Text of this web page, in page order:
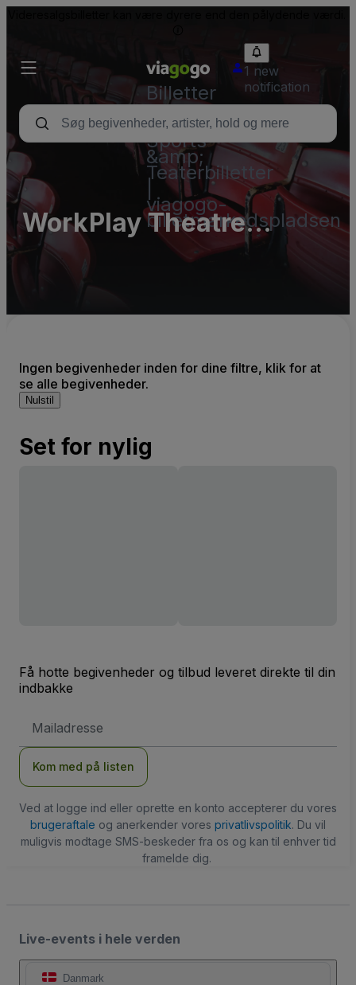
Billetter
-
Koncert-,
Sports-
&amp;
Teaterbilletter
viagogo-
billetmarkedspladsen
1 new
notification
WorkPlay Theatre
Parking Lots (InActive)
Ingen begivenheder inden for dine filtre, klik for at
se alle begivenheder.
Nulstil
Set for nylig
Få hotte begivenheder og tilbud leveret direkte til din
indbakke
adresse
Kom med på listen
Ved at logge ind eller oprette en konto accepterer du vores
brugeraftale og anerkender vores privatlivspolitik. Du vil
muligvis modtage SMS-beskeder fra os og kan til enhver tid
framelde dig.
Live-events i hele verden
Danmark